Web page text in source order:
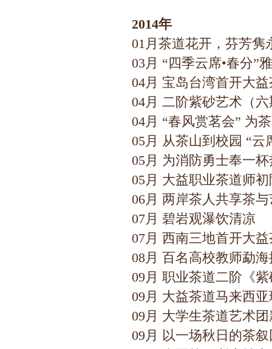
2014年
01月茶道花开，芬芳
03月 “四季云席•春分”
04月 宝岛台湾首开大
04月 二阶紫砂艺术（
04月 “春风赏茗会” 为
05月 从茶山到校园 “云
05月 为消防勇士奉一
05月 大益职业茶道师
06月 两岸茶人共享茶
07月 碧岩观瀑饮清凉
07月 西南三地首开大
08月 百名高校教师勐
09月 职业茶道二阶《
09月 大益茶道马来西
09月 大学生茶道艺术
09月 以一场秋日的茶